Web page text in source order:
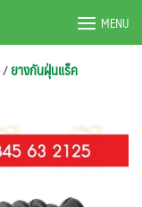
MENU
/ยางกันฝุ่นแร็ค